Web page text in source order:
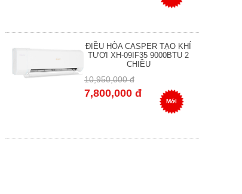
ĐIỀU HÒA CASPER TẠO KHÍ
TƯƠI XH-09IF35 9000BTU 2
CHIỀU
10,950,000 đ
7,800,000 đ
Mới